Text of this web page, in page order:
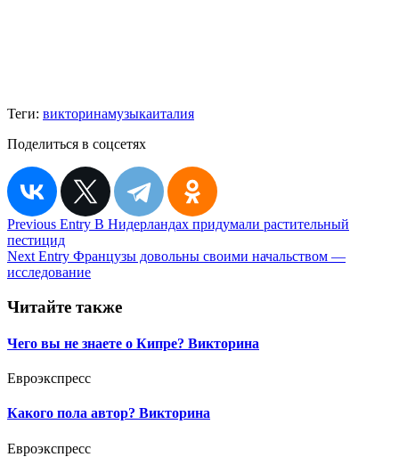
Теги: викторинамузыкаиталия
Поделиться в соцсетях
Навигация
по
записям
Previous Entry В Нидерландах придумали растительный
пестицид
Next Entry Французы довольны своими начальством —
исследование
Читайте также
Чего вы не знаете о Кипре? Викторина
Евроэкспресс
Какого пола автор? Викторина
Евроэкспресс